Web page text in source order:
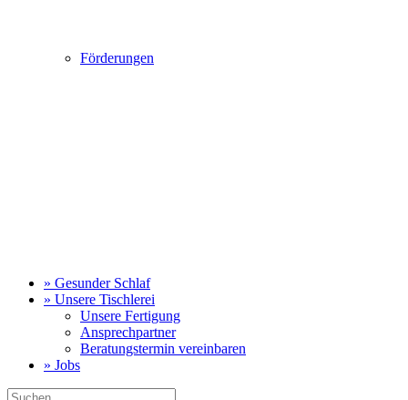
Förderungen
» Gesunder Schlaf
» Unsere Tischlerei
Unsere Fertigung
Ansprechpartner
Beratungstermin vereinbaren
» Jobs
Suche